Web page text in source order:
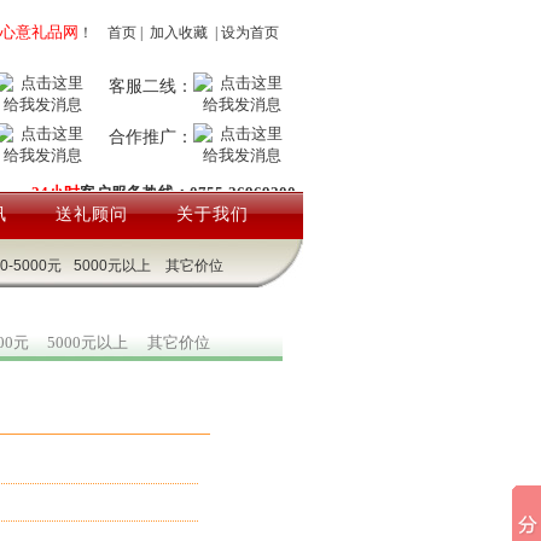
心意礼品网 ！ 首页 加入收藏 设为首页
客服二线：
合作推广：
24小时客户服务热线：0755-26969200
送礼顾问 关于我们
5000元 5000元以上 其它价位
元 5000元以上 其它价位